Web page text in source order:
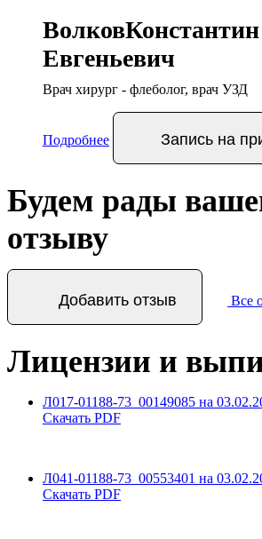
ВолковКонстантин
Евгеньевич
Врач хирург - флеболог, врач УЗД
Подробнее Запись на
Будем рады
отзыву
Добавить отзыв Все
Лицензии и
Л017-01188-73_00149085 на
Скачать PDF
Л041-01188-73_00553401 на
Скачать PDF